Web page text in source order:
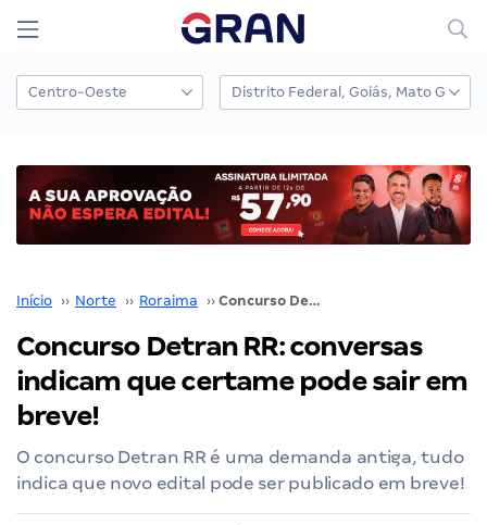
Início ›› Norte ›› Roraima ›› Concurso Detran RR: conversas indicam que certame pode sair em breve!
Concurso Detran RR: conversas
indicam que certame pode sair em
breve!
O concurso Detran RR é uma demanda antiga, tudo
indica que novo edital pode ser publicado em breve!